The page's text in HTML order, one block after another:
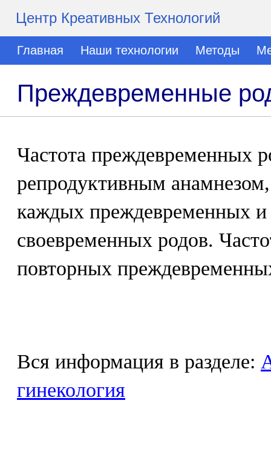
Центр Креативных Технологий
Главная Наши технологии Методы
Преждевременные
Частота преждевременных
репродуктивным
каждых преждевременных
своевременных родов.
повторных
Вся информация в разделе:
гинекология